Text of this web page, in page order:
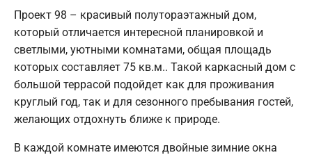
Проект 98 – красивый полутораэтажный дом,
который отличается интересной планировкой и
светлыми, уютными комнатами, общая площадь
которых составляет 75 кв.м.. Такой каркасный дом с
большой террасой подойдет как для проживания
круглый год, так и для сезонного пребывания гостей,
желающих отдохнуть ближе к природе.
В каждой комнате имеются двойные зимние окна